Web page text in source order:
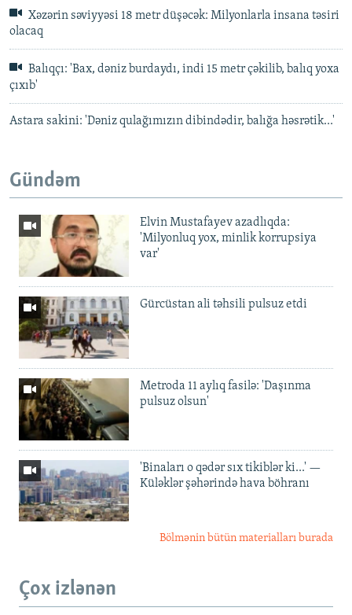
Xəzərin səviyyəsi 18 metr düşəcək: Milyonlarla insana təsiri
olacaq
Balıqçı: 'Bax, dəniz burdaydı, indi 15 metr çəkilib, balıq yoxa
çıxıb'
Astara sakini: 'Dəniz qulağımızın dibindədir, balığa həsrətik...'
Gündəm
Elvin Mustafayev azadlıqda:
'Milyonluq yox, minlik korrupsiya
var'
Gürcüstan ali təhsili pulsuz etdi
Metroda 11 aylıq fasilə: 'Daşınma
pulsuz olsun'
'Binaları o qədər sıx tikiblər ki...' —
Küləklər şəhərində hava böhranı
Bölmənin bütün materialları burada
Çox izlənən